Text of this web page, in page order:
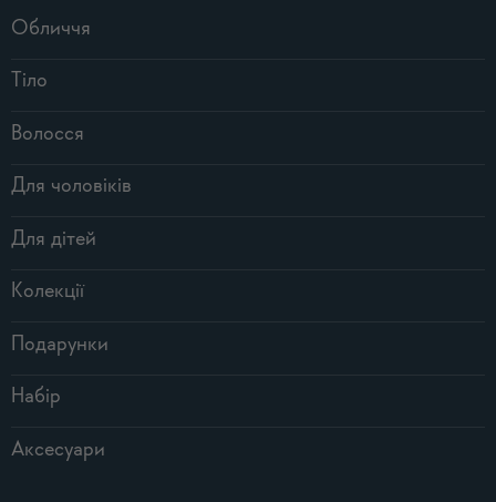
Обличчя
Тіло
Волосся
Для чоловіків
Для дітей
Колекції
Подарунки
Набір
Аксесуари